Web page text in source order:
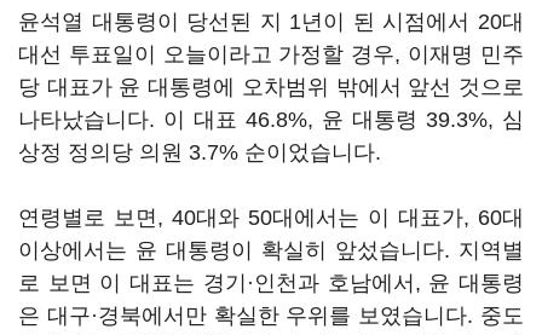
윤석열 대통령이 당선된 지 1년이 된 시점에서 20대
대선 투표일이 오늘이라고 가정할 경우, 이재명 민주
당 대표가 윤 대통령에 오차범위 밖에서 앞선 것으로
나타났습니다. 이 대표 46.8%, 윤 대통령 39.3%, 심
상정 정의당 의원 3.7% 순이었습니다.
연령별로 보면, 40대와 50대에서는 이 대표가, 60대
이상에서는 윤 대통령이 확실히 앞섰습니다. 지역별
로 보면 이 대표는 경기·인천과 호남에서, 윤 대통령
은 대구·경북에서만 확실한 우위를 보였습니다. 중도